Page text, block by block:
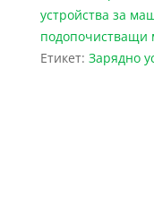
устройства за
Етикет: Зарядно